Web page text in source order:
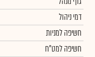
דמי ניהול
חשיפה למניות
חשיפה למט"ח